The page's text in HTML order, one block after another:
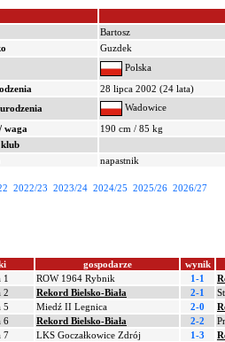
Bartosz
Guzdek
Polska
28 lipca 2002 (24 lata)
Wadowice
waga
190 cm / 85 kg
napastnik
2022/23 2023/24 2024/25 2025/26 2026/27
gospodarze
wynik
1 ROW 1964 Rybnik 1-1
2 Rekord Bielsko-Biała 2-1
5 Miedź II Legnica 2-0
6 Rekord Bielsko-Biała 2-2
7 LKS Goczałkowice Zdrój 1-3